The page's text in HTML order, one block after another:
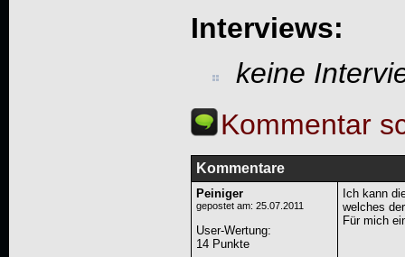
Interviews:
keine
Kommentar
Kommentare
Peiniger
gepostet am: 25.07.2011
User-Wertung:
14 Punkte
Ich kann
welches
Für mich